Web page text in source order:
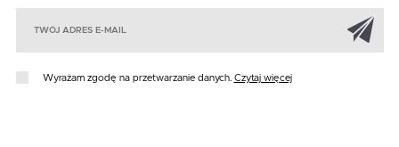
Wyrażam zgodę na przetwarzanie danych. Czytaj więcej